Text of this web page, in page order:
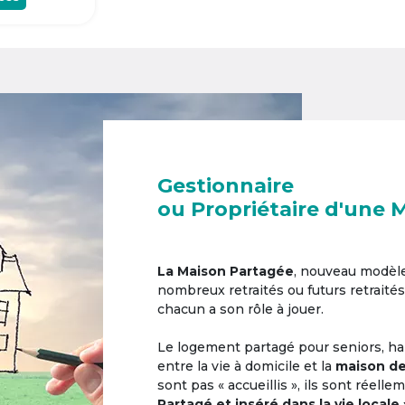
Gestionnaire
ou Propriétaire d'une
La Maison Partagée, nouveau
nombreux retraités ou futurs
chacun a son rôle à jouer.
Le logement partagé pour seniors,
entre la vie à domicile et la maison
sont pas « accueillis », ils sont